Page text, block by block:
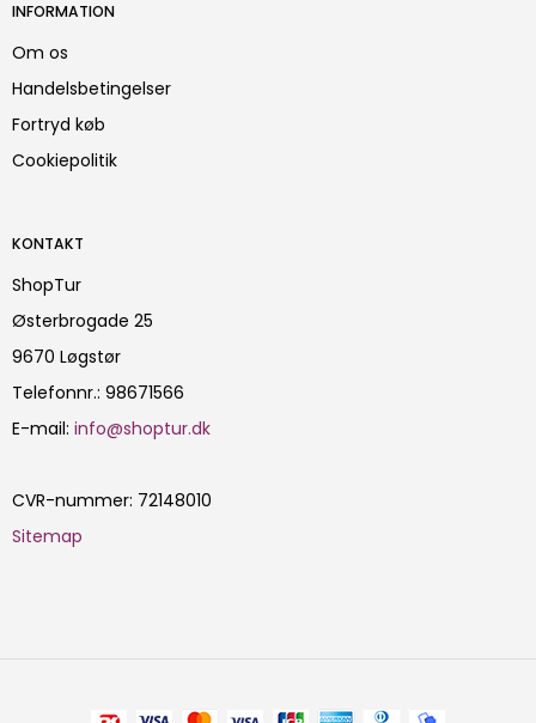
INFORMATION
Om os
Handelsbetingelser
Fortryd køb
Cookiepolitik
KONTAKT
ShopTur
Østerbrogade 25
9670 Løgstør
Telefonnr.: 98671566
E-mail: info@shoptur.dk
CVR-nummer: 72148010
Sitemap